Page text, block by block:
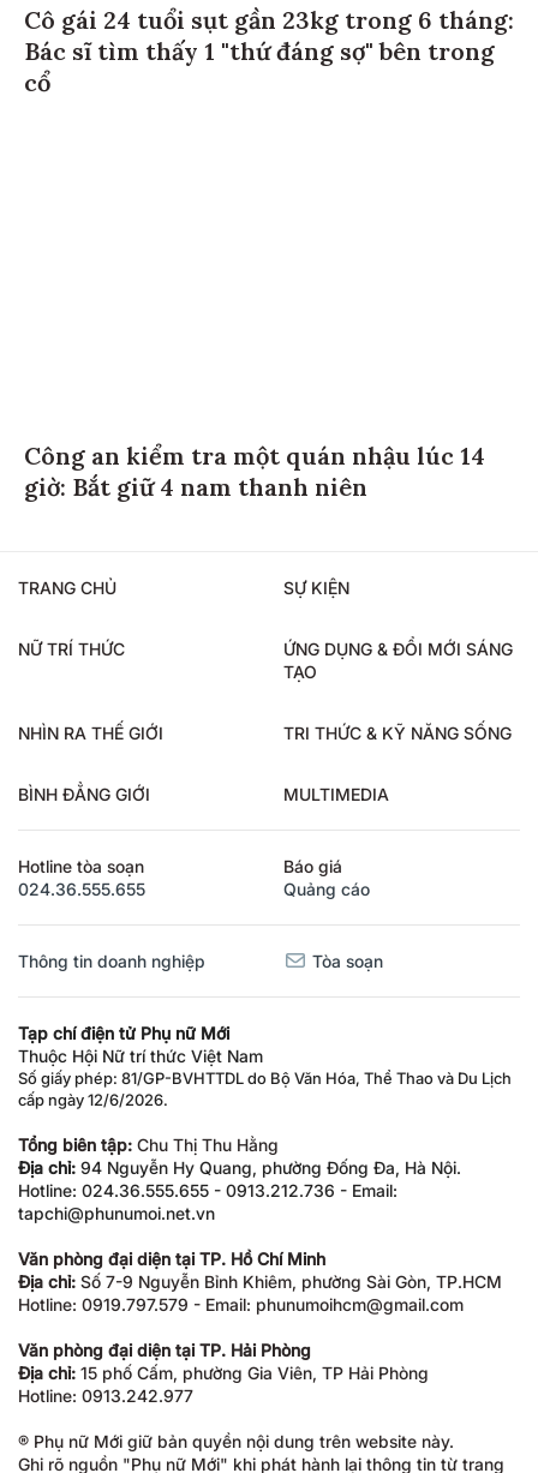
Cô gái 24 tuổi sụt gần 23kg trong 6 tháng:
Bác sĩ tìm thấy 1 "thứ đáng sợ" bên trong
cổ
Công an kiểm tra một quán nhậu lúc 14
giờ: Bắt giữ 4 nam thanh niên
TRANG CHỦ SỰ KIỆN
NỮ TRÍ THỨC
ỨNG DỤNG & ĐỔI MỚI SÁNG
TẠO
NHÌN RA THẾ GIỚI TRI THỨC & KỸ NĂNG SỐNG
BÌNH ĐẲNG GIỚI MULTIMEDIA
Hotline tòa soạn
024.36.555.655
Báo giá
Quảng cáo
Thông tin doanh nghiệp Tòa soạn
Tạp chí điện tử Phụ nữ Mới
Thuộc Hội Nữ trí thức Việt Nam
Số giấy phép: 81/GP-BVHTTDL do Bộ Văn Hóa, Thể Thao và Du Lịch
cấp ngày 12/6/2026.
Tổng biên tập: Chu Thị Thu Hằng
Địa chỉ: 94 Nguyễn Hy Quang, phường Đống Đa, Hà Nội.
Hotline: 024.36.555.655 - 0913.212.736 - Email:
tapchi@phunumoi.net.vn
Văn phòng đại diện tại TP. Hồ Chí Minh
Địa chỉ: Số 7-9 Nguyễn Bỉnh Khiêm, phường Sài Gòn, TP.HCM
Hotline: 0919.797.579 - Email: phunumoihcm@gmail.com
Văn phòng đại diện tại TP. Hải Phòng
Địa chỉ: 15 phố Cấm, phường Gia Viên, TP Hải Phòng
Hotline: 0913.242.977
® Phụ nữ Mới giữ bản quyền nội dung trên website này.
Ghi rõ nguồn "Phụ nữ Mới" khi phát hành lại thông tin từ trang